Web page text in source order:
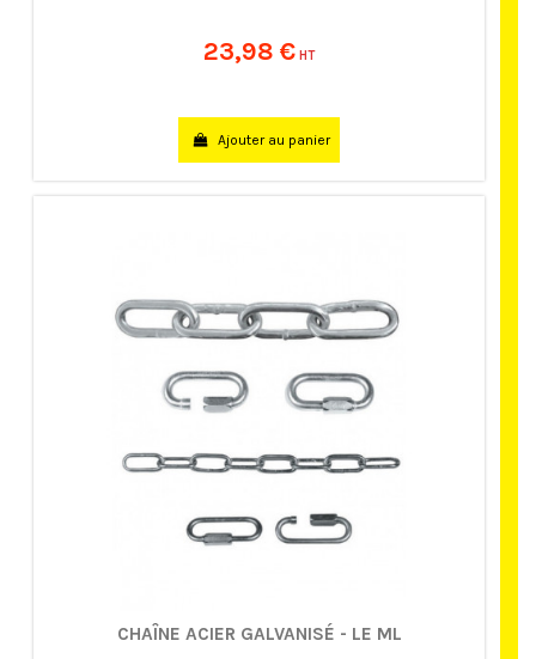
23,98 € HT
Ajouter au panier
CHAÎNE ACIER GALVANISÉ - LE ML